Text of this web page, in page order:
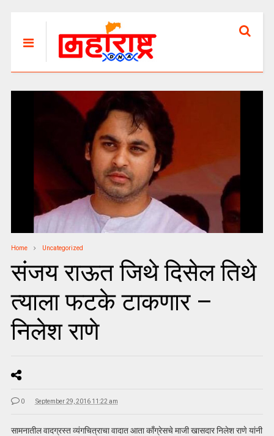
Home Uncategorized
संजय राऊत जिथे दिसेल तिथे
त्याला फटके टाकणार –
निलेश राणे
0 September 29, 2016 11:22 am
सामनातील वादग्रस्त व्यंगचित्राचा वादात आता काँग्रेसचे माजी खासदार निलेश राणे यांनी